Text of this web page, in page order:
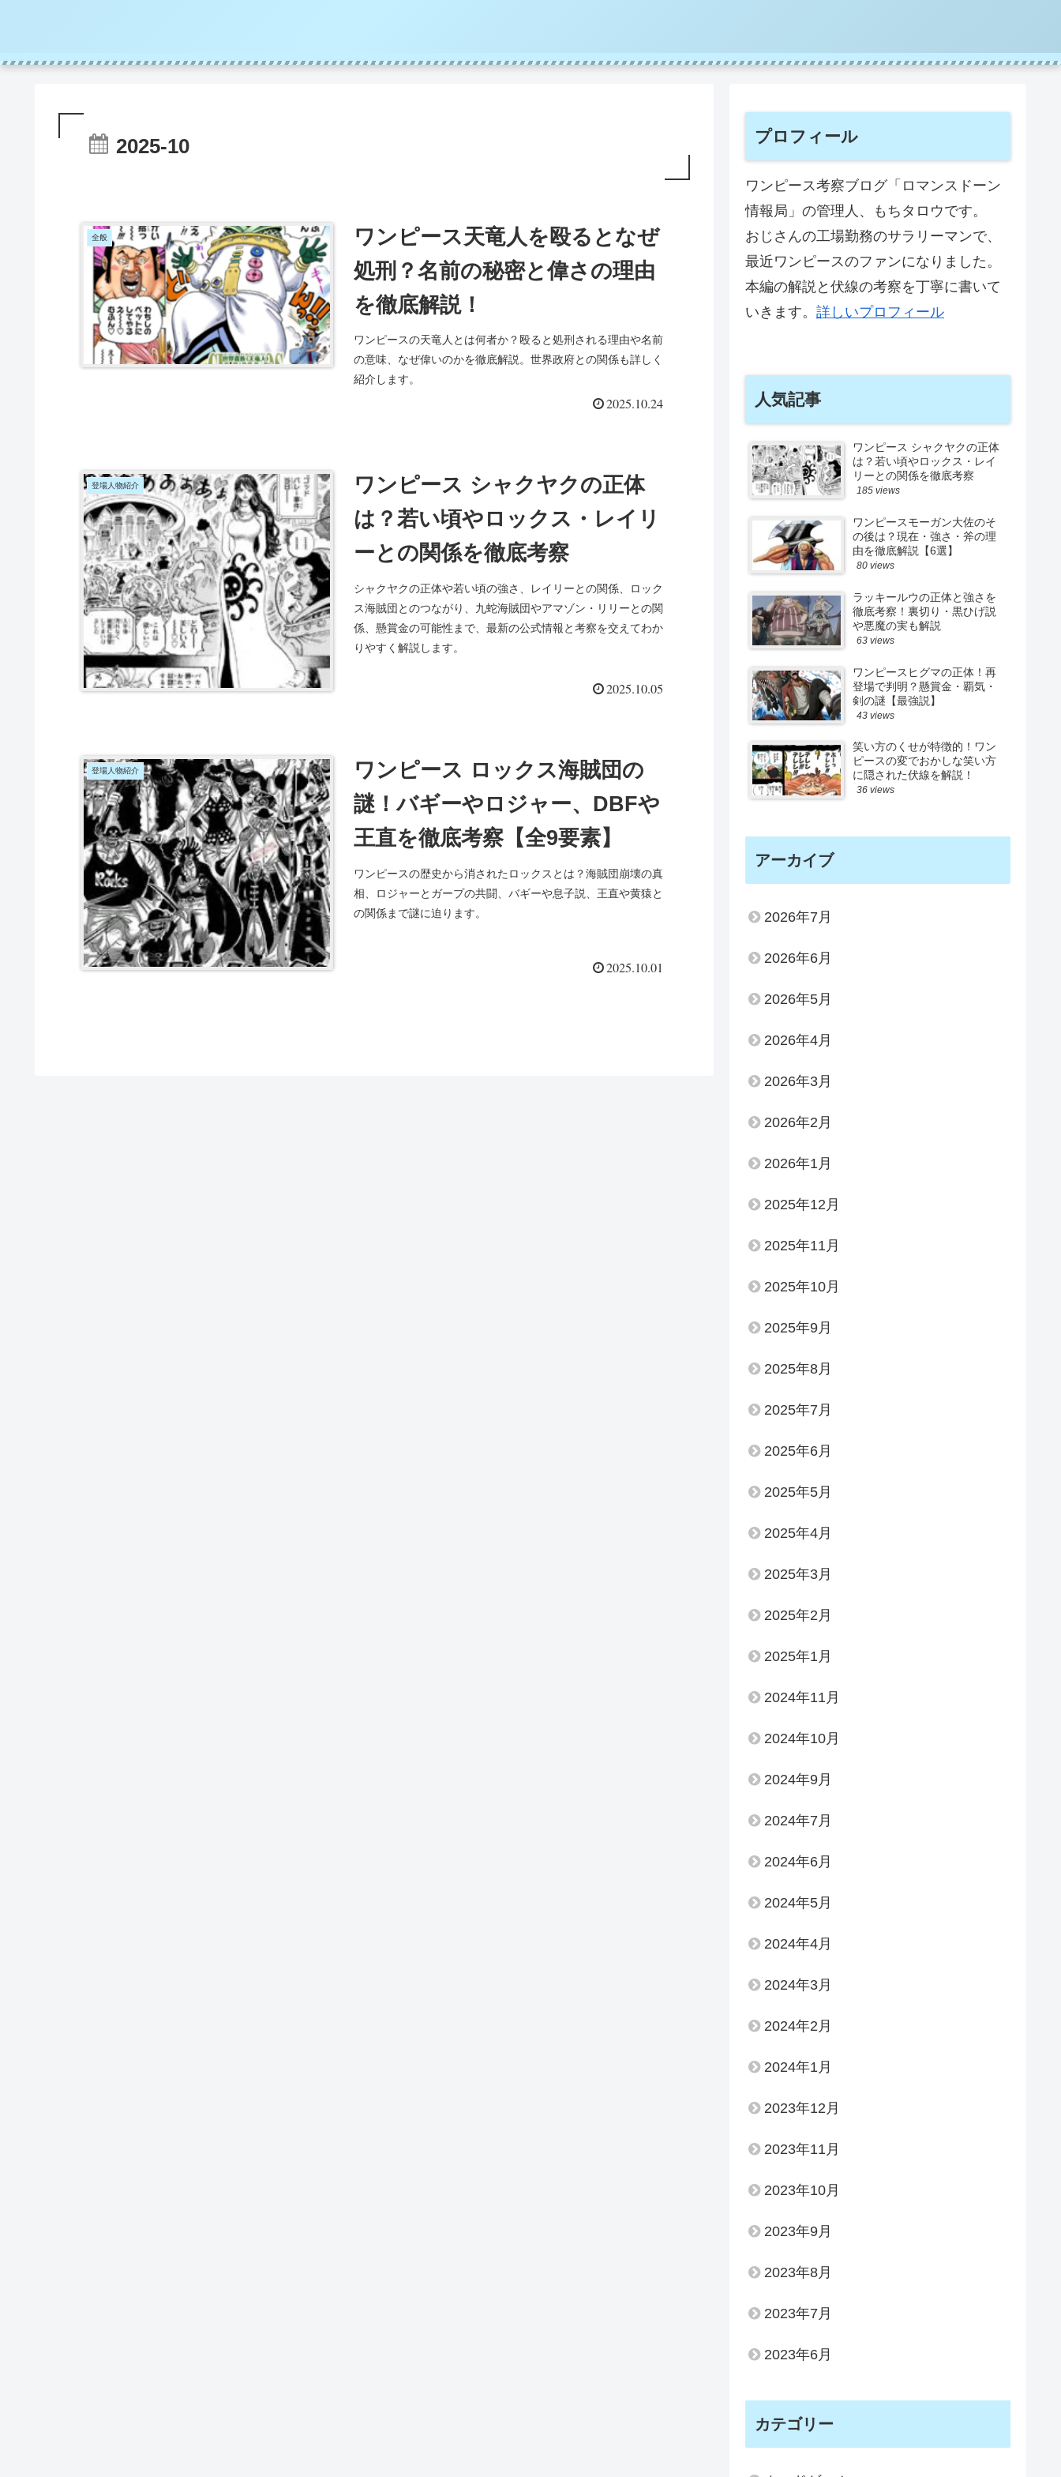
2025-10
全般
ワンピース天竜人を殴るとなぜ
処刑？名前の秘密と偉さの理由
を徹底解説！
ワンピースの天竜人とは何者か？殴ると処刑される理由や名前
の意味、なぜ偉いのかを徹底解説。世界政府との関係も詳しく
紹介します。
2025.10.24
登場人物紹介
ワンピース シャクヤクの正体
は？若い頃やロックス・レイリ
ーとの関係を徹底考察
シャクヤクの正体や若い頃の強さ、レイリーとの関係、ロック
ス海賊団とのつながり、九蛇海賊団やアマゾン・リリーとの関
係、懸賞金の可能性まで、最新の公式情報と考察を交えてわか
りやすく解説します。
2025.10.05
登場人物紹介
ワンピース ロックス海賊団の
謎！バギーやロジャー、DBFや
王直を徹底考察【全9要素】
ワンピースの歴史から消されたロックスとは？海賊団崩壊の真
相、ロジャーとガープの共闘、バギーや息子説、王直や黄猿と
の関係まで謎に迫ります。
2025.10.01
プロフィール
ワンピース考察ブログ「ロマンスドーン
情報局」の管理人、もちタロウです。
おじさんの工場勤務のサラリーマンで、
最近ワンピースのファンになりました。
本編の解説と伏線の考察を丁寧に書いて
いきます。 詳しいプロフィール
人気記事
ワンピース シャクヤクの正体
は？若い頃やロックス・レイ
リーとの関係を徹底考察
185 views
ワンピースモーガン大佐のそ
の後は？現在・強さ・斧の理
由を徹底解説【6選】
80 views
ラッキールウの正体と強さを
徹底考察！裏切り・黒ひげ説
や悪魔の実も解説
63 views
ワンピースヒグマの正体！再
登場で判明？懸賞金・覇気・
剣の謎【最強説】
43 views
笑い方のくせが特徴的！ワン
ピースの変でおかしな笑い方
に隠された伏線を解説！
36 views
アーカイブ
2026年7月
2026年6月
2026年5月
2026年4月
2026年3月
2026年2月
2026年1月
2025年12月
2025年11月
2025年10月
2025年9月
2025年8月
2025年7月
2025年6月
2025年5月
2025年4月
2025年3月
2025年2月
2025年1月
2024年11月
2024年10月
2024年9月
2024年7月
2024年6月
2024年5月
2024年4月
2024年3月
2024年2月
2024年1月
2023年12月
2023年11月
2023年10月
2023年9月
2023年8月
2023年7月
2023年6月
カテゴリー